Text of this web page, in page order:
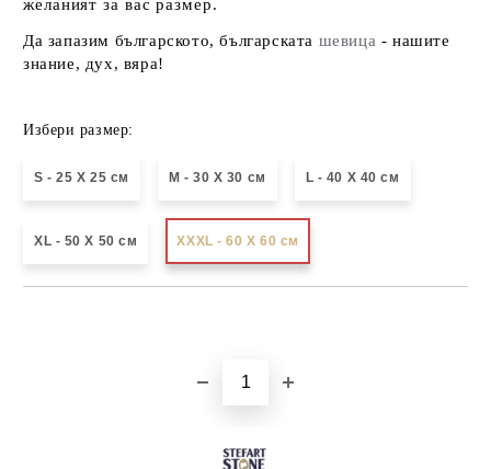
желаният за вас размер.
Да запазим българското, българската шевица - нашите
знание, дух, вяра!
Избери размер:
S - 25 X 25 см М - 30 Х 30 см L - 40 X 40 см
XL - 50 X 50 см XXXL - 60 X 60 см